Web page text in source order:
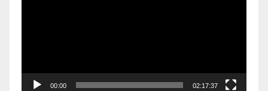
00:00 02:17:37